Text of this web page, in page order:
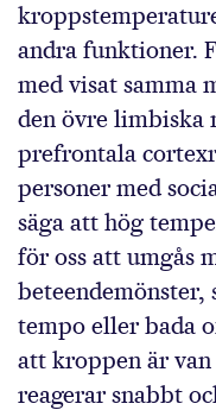
andra funktioner.
med visat samma
den övre limbiska
prefrontala
personer med
säga att hög
för oss att umgås
beteendemönster,
tempo eller bada
att kroppen är
reagerar snabbt